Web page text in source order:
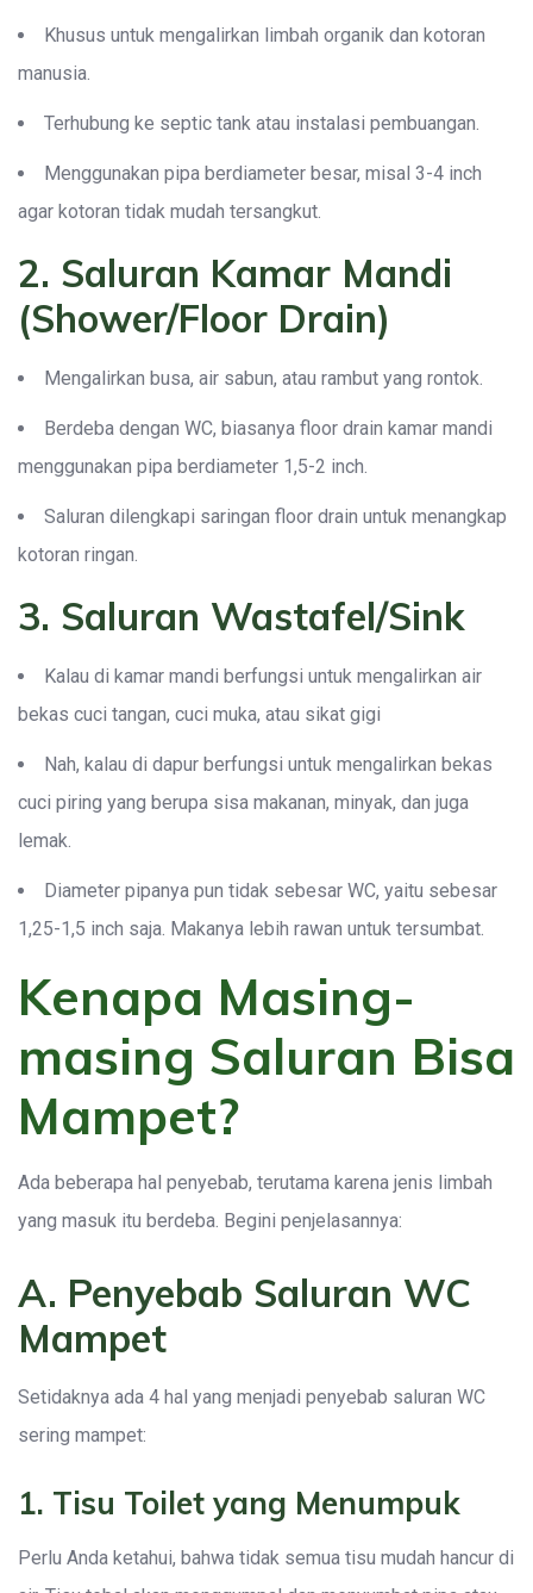
Khusus untuk mengalirkan limbah organik dan kotoran
manusia.
Terhubung ke septic tank atau instalasi pembuangan.
Menggunakan pipa berdiameter besar, misal 3-4 inch
agar kotoran tidak mudah tersangkut.
2. Saluran Kamar Mandi
(Shower/Floor Drain)
Mengalirkan busa, air sabun, atau rambut yang rontok.
Berdeba dengan WC, biasanya floor drain kamar mandi
menggunakan pipa berdiameter 1,5-2 inch.
Saluran dilengkapi saringan floor drain untuk menangkap
kotoran ringan.
3. Saluran Wastafel/Sink
Kalau di kamar mandi berfungsi untuk mengalirkan air
bekas cuci tangan, cuci muka, atau sikat gigi
Nah, kalau di dapur berfungsi untuk mengalirkan bekas
cuci piring yang berupa sisa makanan, minyak, dan juga
lemak.
Diameter pipanya pun tidak sebesar WC, yaitu sebesar
1,25-1,5 inch saja. Makanya lebih rawan untuk tersumbat.
Kenapa Masing-
masing Saluran Bisa
Mampet?
Ada beberapa hal penyebab, terutama karena jenis limbah
yang masuk itu berdeba. Begini penjelasannya:
A. Penyebab Saluran WC
Mampet
Setidaknya ada 4 hal yang menjadi penyebab saluran WC
sering mampet:
1. Tisu Toilet yang Menumpuk
Perlu Anda ketahui, bahwa tidak semua tisu mudah hancur di